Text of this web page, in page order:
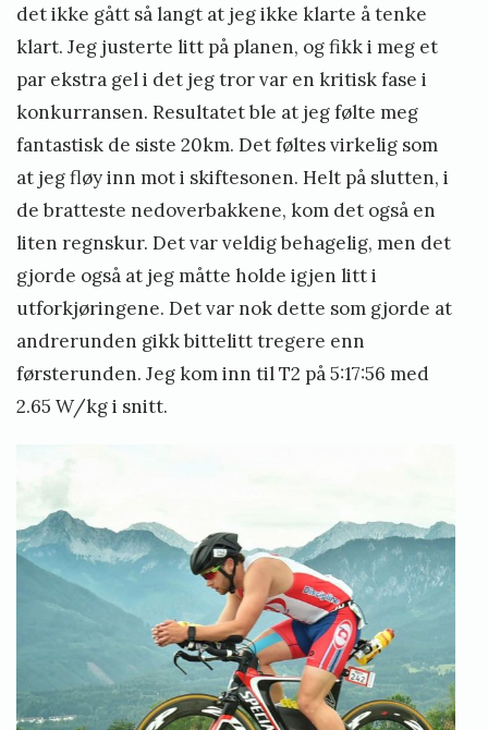
det ikke gått så langt at jeg ikke klarte å tenke
klart. Jeg justerte litt på planen, og fikk i meg et
par ekstra gel i det jeg tror var en kritisk fase i
konkurransen. Resultatet ble at jeg følte meg
fantastisk de siste 20km. Det føltes virkelig som
at jeg fløy inn mot i skiftesonen. Helt på slutten, i
de bratteste nedoverbakkene, kom det også en
liten regnskur. Det var veldig behagelig, men det
gjorde også at jeg måtte holde igjen litt i
utforkjøringene. Det var nok dette som gjorde at
andrerunden gikk bittelitt tregere enn
førsterunden. Jeg kom inn til T2 på 5:17:56 med
2.65 W/kg i snitt.